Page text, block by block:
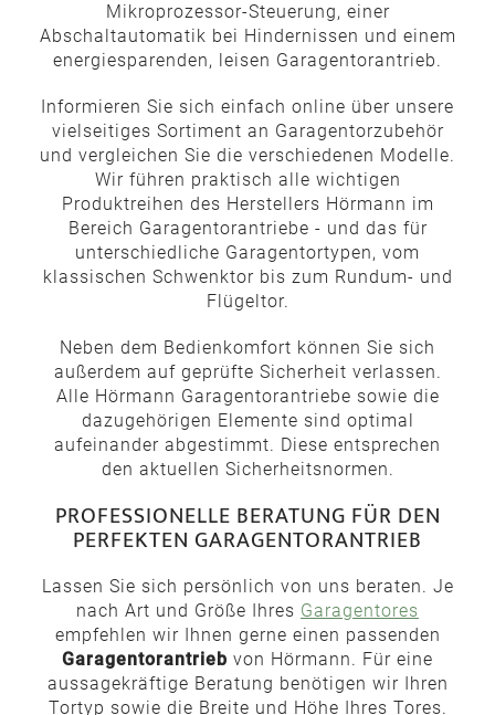
Mikroprozessor-Steuerung, einer
Abschaltautomatik bei Hindernissen und einem
energiesparenden, leisen Garagentorantrieb.
Informieren Sie sich einfach online über unsere
vielseitiges Sortiment an Garagentorzubehör
und vergleichen Sie die verschiedenen Modelle.
Wir führen praktisch alle wichtigen
Produktreihen des Herstellers Hörmann im
Bereich Garagentorantriebe - und das für
unterschiedliche Garagentortypen, vom
klassischen Schwenktor bis zum Rundum- und
Flügeltor.
Neben dem Bedienkomfort können Sie sich
außerdem auf geprüfte Sicherheit verlassen.
Alle Hörmann Garagentorantriebe sowie die
dazugehörigen Elemente sind optimal
aufeinander abgestimmt. Diese entsprechen
den aktuellen Sicherheitsnormen.
PROFESSIONELLE BERATUNG FÜR DEN
PERFEKTEN GARAGENTORANTRIEB
Lassen Sie sich persönlich von uns beraten. Je
nach Art und Größe Ihres Garagentores
empfehlen wir Ihnen gerne einen passenden
Garagentorantrieb von Hörmann. Für eine
aussagekräftige Beratung benötigen wir Ihren
Tortyp sowie die Breite und Höhe Ihres Tores.